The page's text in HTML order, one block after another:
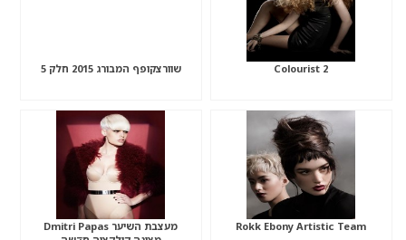
Colourist 2 שוורצקופף המבורג 2015 חלק 5
Rokk Ebony Artistic Team
מעצבת השיער Dmitri Papas